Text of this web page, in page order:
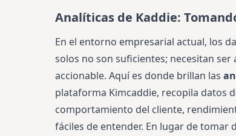
Analíticas de Kaddie:
En el entorno empresarial actual, los
solos no son suficientes; necesitan
accionable. Aquí es donde brillan las
plataforma Kimcaddie, recopila datos
comportamiento del cliente,
fáciles de entender. En lugar de tomar